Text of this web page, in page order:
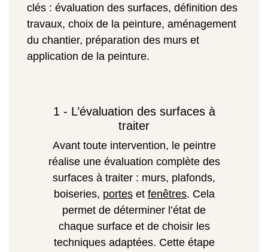
clés : évaluation des surfaces, définition des
travaux, choix de la peinture, aménagement
du chantier, préparation des murs et
application de la peinture.
1 - L’évaluation des surfaces à
traiter
Avant toute intervention, le peintre
réalise une évaluation complète des
surfaces à traiter : murs, plafonds,
boiseries, porteset fenêtres. Cela
permet de déterminer l’état de
chaque surface et de choisir les
techniques adaptées. Cette étape